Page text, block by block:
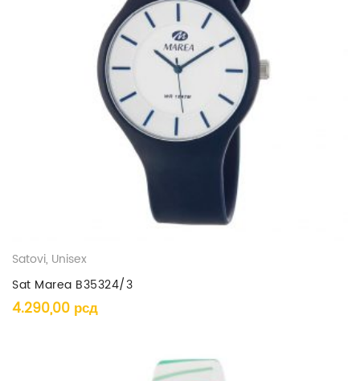
Satovi, Unisex
Sat Marea B35324/3
4.290,00 рсд